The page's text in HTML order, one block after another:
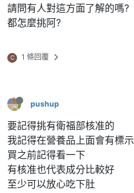
請問有人對這方面了解的嗎?
都怎麼挑阿?
C 1 條回覆
pushup
要記得挑有衛福部核准的
我記得在營養品上面會有標示
買之前記得看一下
有核准也代表成分比較好
至少可以放心吃下肚